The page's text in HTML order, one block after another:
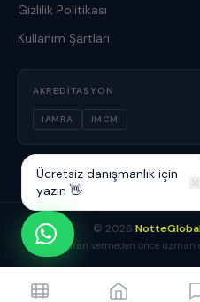
Gizlilik Politikası
Kullanım Şartları
AKREDITASYON
IAMRA IMCM
© 2026
Yatırım kararı vermeden önce uzman
Ücretsiz danışmanlık için
yazın 👋